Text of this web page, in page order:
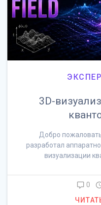
3D-
Добро
разработал
визуализации
0